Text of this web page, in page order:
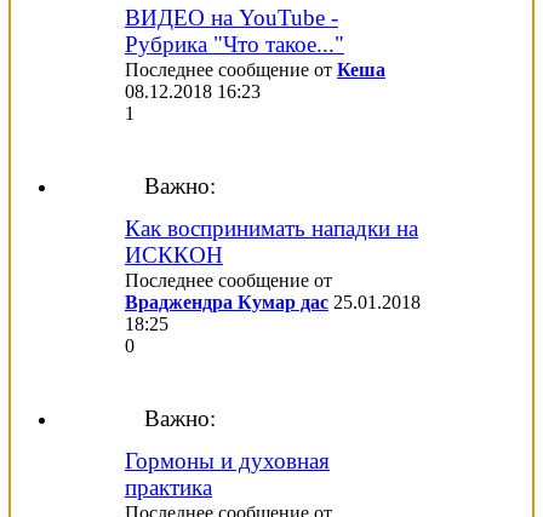
ВИДЕО на YouTube -
Рубрика "Что такое..."
Последнее сообщение от Кеша
08.12.2018 16:23
1
Важно:
Как воспринимать нападки на
ИСККОН
Последнее сообщение от
Враджендра Кумар дас 25.01.2018
18:25
0
Важно:
Гормоны и духовная
практика